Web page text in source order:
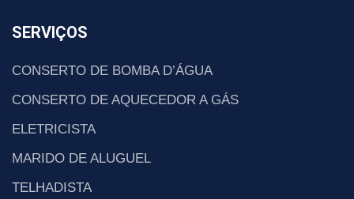
SERVIÇOS
CONSERTO DE BOMBA D’ÁGUA
CONSERTO DE AQUECEDOR A GÁS
ELETRICISTA
MARIDO DE ALUGUEL
TELHADISTA